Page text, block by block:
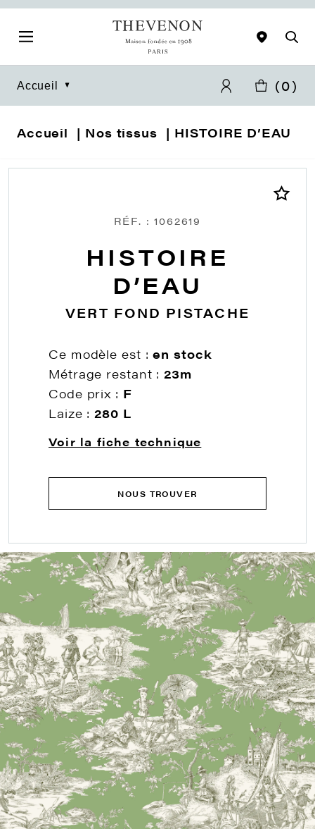
Accueil (0)
Accueil Nos tissus HISTOIRE D’EAU
RÉF. : 1062619
HISTOIRE
D’EAU
VERT FOND PISTACHE
Ce modèle est :en stock
Métrage restant :23m
Code prix : F
Laize :280 L
Voir la fiche technique
NOUS TROUVER